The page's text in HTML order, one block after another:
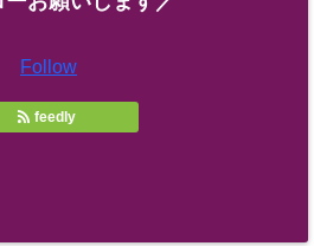
Follow
feedly